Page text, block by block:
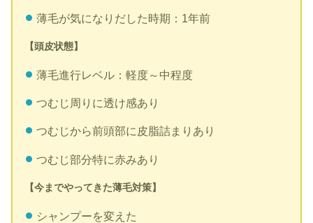
薄毛が気になりだした時期：1年前
【頭皮状態】
薄毛進行レベル：軽度～中程度
つむじ周りに透け感あり
つむじから前頭部に皮脂詰まりあり
つむじ部分特に赤みあり
【今までやってきた薄毛対策】
シャンプーを変えた